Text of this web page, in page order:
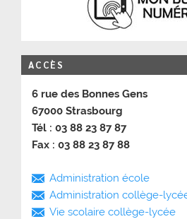
ACCÈS
6 rue des Bonnes Gens
67000 Strasbourg
Tél : 03 88 23 87 87
Fax : 03 88 23 87 88
Administration école
Administration collège-
Vie scolaire collège-lycée